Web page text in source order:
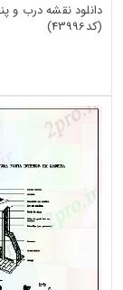
دانلود نقشه درب و
(کد43996)